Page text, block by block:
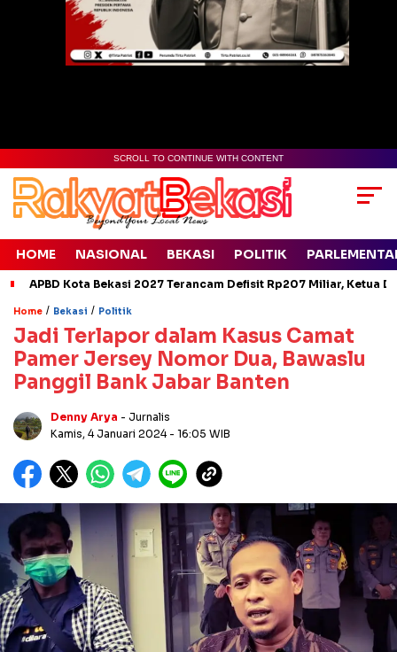
SCROLL TO CONTINUE WITH CONTENT
HOME NASIONAL BEKASI POLITIK
APBD Kota Bekasi 2027 Terancam Defisit Rp207 Miliar, Ketua
Home / Bekasi / Politik
Jadi Terlapor dalam Kasus Camat
Pamer Jersey Nomor Dua, Bawaslu
Panggil Bank Jabar Banten
Denny Arya - Jurnalis
Kamis, 4 Januari 2024 - 16:05 WIB